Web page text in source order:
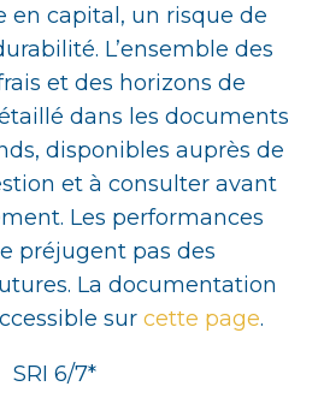
en capital, un risque de
L’ensemble des
et des horizons de
dans les documents
disponibles auprès de
et à consulter avant
Les performances
préjugent pas des
La documentation
sur cette page.
SRI 6/7*